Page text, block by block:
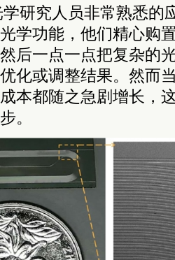
研究人员非常熟悉的
学功能，他们精心购
后一点一点把复杂的
化或调整结果。然而
本都随之急剧增长，
。